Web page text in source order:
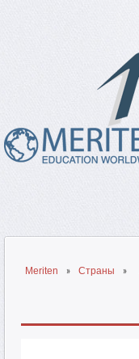
Meriten Страны